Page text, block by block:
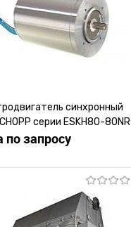
синхронный
серии ESKH80-80NR
по запросу
Запросить цену